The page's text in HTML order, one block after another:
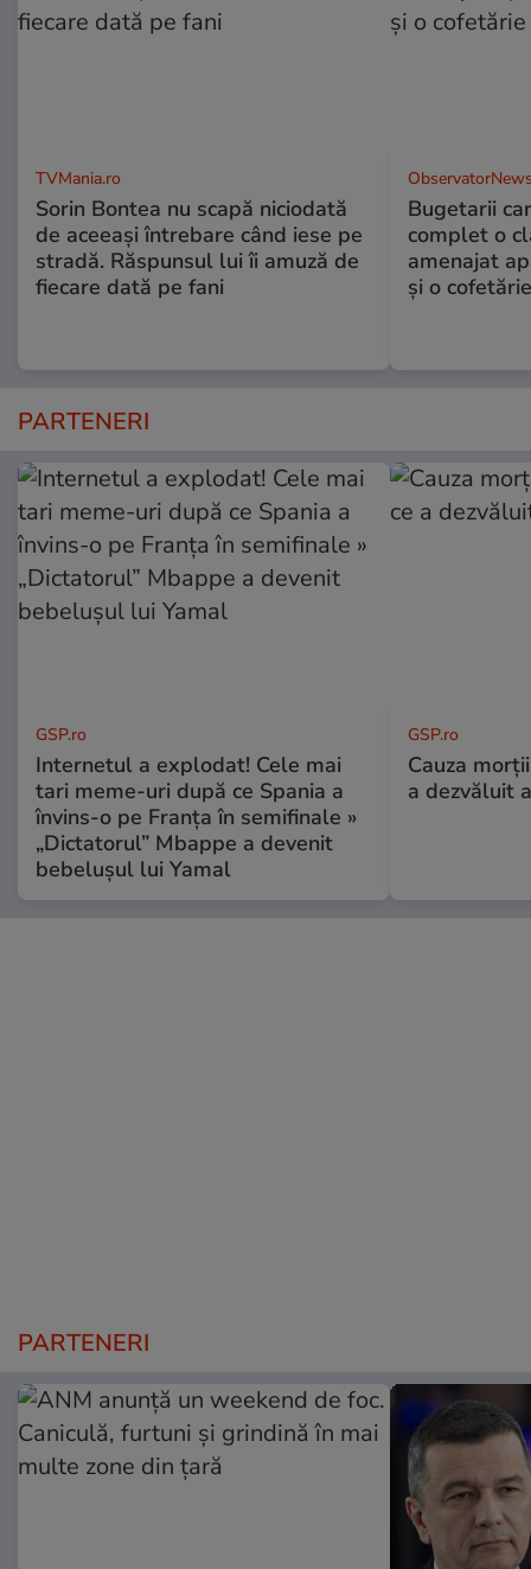
TVMania.ro
Sorin Bontea nu scapă niciodată
de aceeași întrebare când iese pe
stradă. Răspunsul lui îi amuză de
fiecare dată pe fani
Bugetarii
complet o
amenajat
și o cofetărie
PARTENERI
GSP.ro
Internetul a explodat! Cele mai
tari meme-uri după ce Spania a
învins-o pe Franța în semifinale »
„Dictatorul” Mbappe a devenit
bebelușul lui Yamal
GSP.ro
Cauza
a dezvăluit
PARTENERI